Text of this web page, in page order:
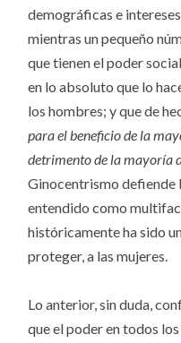
demográficas e
mientras un pequeño
que tienen el poder
en lo absoluto que lo
los hombres; y que de
para el beneficio de la
detrimento de la mayoría
Ginocentrismo defiende
entendido como
históricamente ha sido
proteger, a las mujeres.
Lo anterior, sin duda,
que el poder en todos